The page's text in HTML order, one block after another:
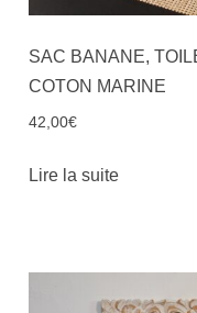
SAC BANANE,
COTON MARINE
42,00€
Lire la suite